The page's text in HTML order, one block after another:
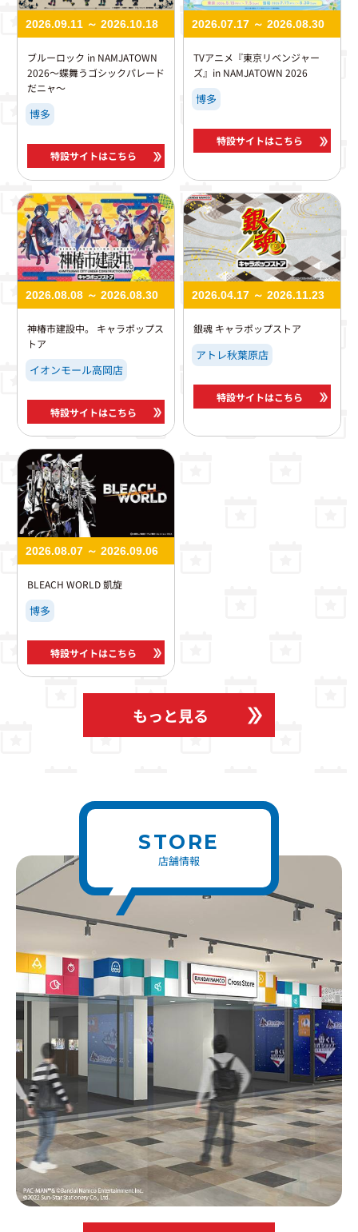
2026.09.11 ～ 2026.10.18
ブルーロック in NAMJATOWN
2026～蝶舞うゴシックパレード
だニャ～
博多
特設サイトはこちら
2026.07.17 ～ 2026.08.30
TVアニメ『東京リベンジャー
ズ』in NAMJATOWN 2026
博多
特設サイトはこちら
2026.08.08 ～ 2026.08.30
神椿市建設中。 キャラポップス
トア
イオンモール高岡店
特設サイトはこちら
2026.04.17 ～ 2026.11.23
銀魂 キャラポップストア
アトレ秋葉原店
特設サイトはこちら
2026.08.07 ～ 2026.09.06
BLEACH WORLD 凱旋
博多
特設サイトはこちら
もっと見る
STORE
店舗情報